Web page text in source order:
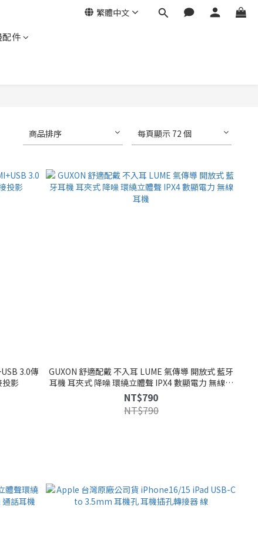
繁體中文
配件
商品排序 每頁顯示 72 個
3.0傳
影
GUXON 舒適配戴 不入耳 LUME 氣傳導 開放式 藍牙
耳機 耳夾式 降噪 環繞立體聲 IPX4 數顯電力 無線耳
機
NT$790
NT$790